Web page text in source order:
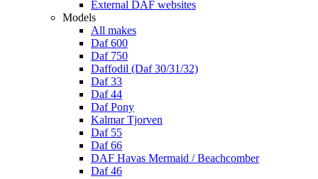
External DAF websites
Models
All makes
Daf 600
Daf 750
Daffodil (Daf 30/31/32)
Daf 33
Daf 44
Daf Pony
Kalmar Tjorven
Daf 55
Daf 66
DAF Havas Mermaid / Beachcomber
Daf 46